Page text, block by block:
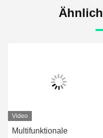
Video
Multifunktionale